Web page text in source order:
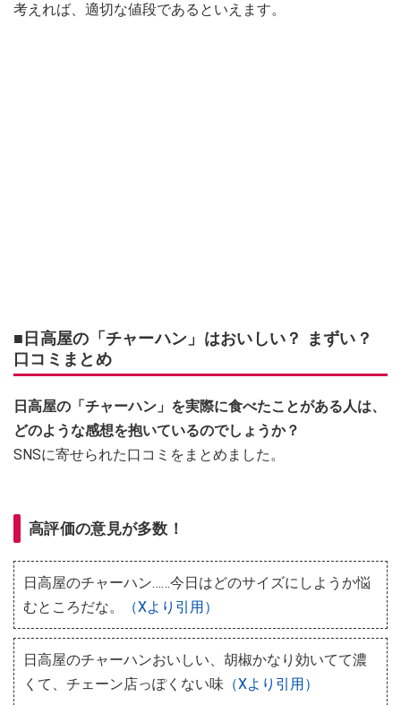
考えれば、適切な値段であるといえます。
■日高屋の「チャーハン」はおいしい？ まずい？
口コミまとめ
日高屋の「チャーハン」を実際に食べたことがある人は、
どのような感想を抱いているのでしょうか？
SNSに寄せられた口コミをまとめました。
高評価の意見が多数！
日高屋のチャーハン……今日はどのサイズにしようか悩
むところだな。
（Xより引用）
日高屋のチャーハンおいしい、胡椒かなり効いてて濃
くて、チェーン店っぽくない味 （Xより引用）